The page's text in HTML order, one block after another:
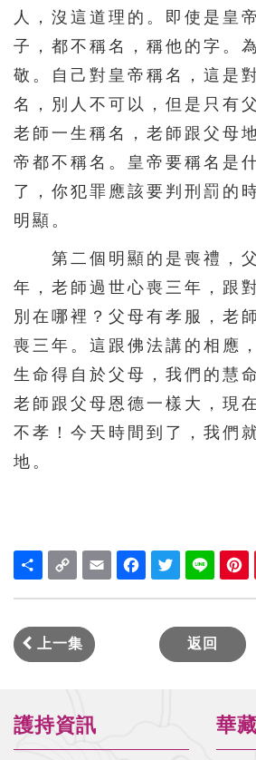
人，沒這道理的。即使是皇
子，都不稱名，稱他的字。
敬。自己對皇帝稱名，這是
名，別人不可以，但是只有
老師一生稱名，老師跟父母
帝都不稱名。皇帝要稱名是
了，你犯罪應該要判刑罰的
明顯。
第二個明顯的是喪禮，父
年，老師過世心喪三年，跟
別在哪裡？父母有孝服，老
喪三年。這跟佛法講的相應
生命得自於父母，我們的慧
老師跟父母恩德一樣大，現
不孝！今天時間到了，我們
地。
Share
Link
Email FacebookTwitter Line
上一集 返回
護持資訊 華